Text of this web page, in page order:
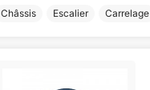
Châssis
Escalier Carrelage